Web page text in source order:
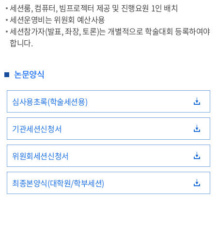
세션룸, 컴퓨터, 빔프로젝터 제공 및 진행요원 1인 배치
세션운영비는 위원회 예산사용
세션참가자(발표, 좌장, 토론)는 개별적으로 학술대회 등록하여야
합니다.
논문양식
심사용초록(학술세션용)
기관세션신청서
위원회세션신청서
최종본양식(대학원/학부세션)